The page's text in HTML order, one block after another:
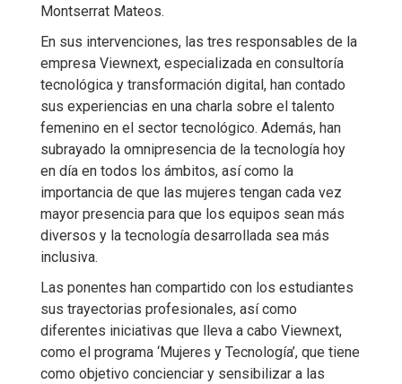
Montserrat Mateos.
En sus intervenciones, las tres responsables de la
empresa Viewnext, especializada en consultoría
tecnológica y transformación digital, han contado
sus experiencias en una charla sobre el talento
femenino en el sector tecnológico. Además, han
subrayado la omnipresencia de la tecnología hoy
en día en todos los ámbitos, así como la
importancia de que las mujeres tengan cada vez
mayor presencia para que los equipos sean más
diversos y la tecnología desarrollada sea más
inclusiva.
Las ponentes han compartido con los estudiantes
sus trayectorias profesionales, así como
diferentes iniciativas que lleva a cabo Viewnext,
como el programa ‘Mujeres y Tecnología’, que tiene
como objetivo concienciar y sensibilizar a las